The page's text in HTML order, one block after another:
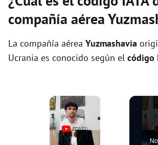
compañía aérea
La compañía aérea Yuzmashavia
Ucrania es conocido según el código
×